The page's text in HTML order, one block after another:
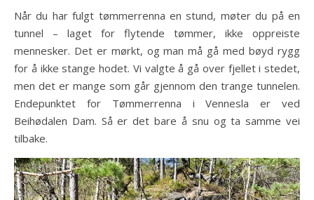
Når du har fulgt tømmerrenna en stund, møter du på en
tunnel – laget for flytende tømmer, ikke oppreiste
mennesker. Det er mørkt, og man må gå med bøyd rygg
for å ikke stange hodet. Vi valgte å gå over fjellet i stedet,
men det er mange som går gjennom den trange tunnelen.
Endepunktet for Tømmerrenna i Vennesla er ved
Beihødalen Dam. Så er det bare å snu og ta samme vei
tilbake.